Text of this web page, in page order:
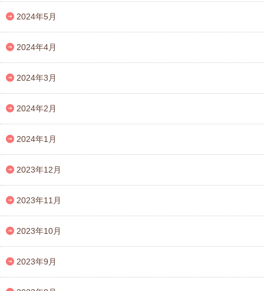
2024年5月
2024年4月
2024年3月
2024年2月
2024年1月
2023年12月
2023年11月
2023年10月
2023年9月